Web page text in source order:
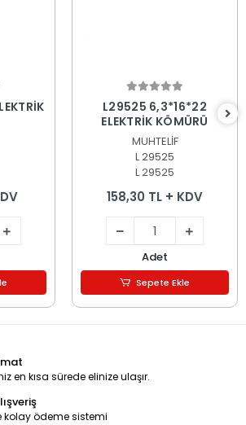
L29525 6,3*16*22
ELEKTRİK KÖMÜRÜ
MUHTELİF
L 29525
L 29525
158,30 TL + KDV
Adet
Sepete Ekle
en kısa sürede elinize ulaşır.
kolay ödeme sistemi